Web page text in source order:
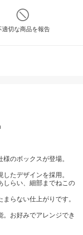
適切な商品を報告
のボックスが登場。
たデザインを採用。
しらい、細部までねこの
らない仕上がりです。
お好みでアレンジでき